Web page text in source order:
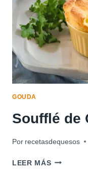
GOUDA
Soufflé de
Por recetasdequesos
LEER MÁSSOUFFLÉ